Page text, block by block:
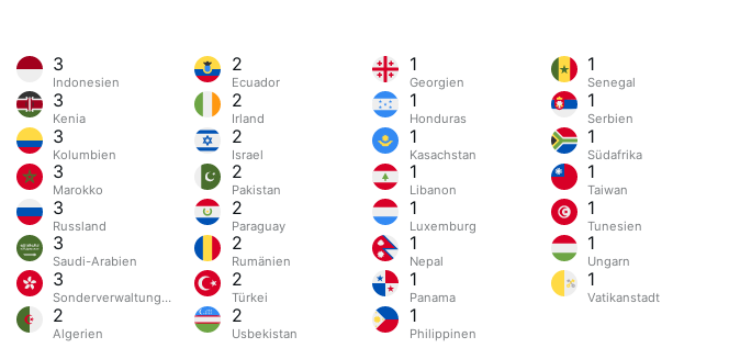
3
Indonesien
3
Kenia
3
Kolumbien
3
Marokko
3
Russland
3
Saudi-Arabien
3
Sonderverwaltungsregion Hongkong
2
Algerien
2
Ecuador
2
Irland
2
Israel
2
Pakistan
2
Paraguay
2
Rumänien
2
Türkei
2
Usbekistan
1
Georgien
1
Honduras
1
Kasachstan
1
Libanon
1
Luxemburg
1
Nepal
1
Panama
1
Philippinen
1
Senegal
1
Serbien
1
Südafrika
1
Taiwan
1
Tunesien
1
Ungarn
1
Vatikanstadt